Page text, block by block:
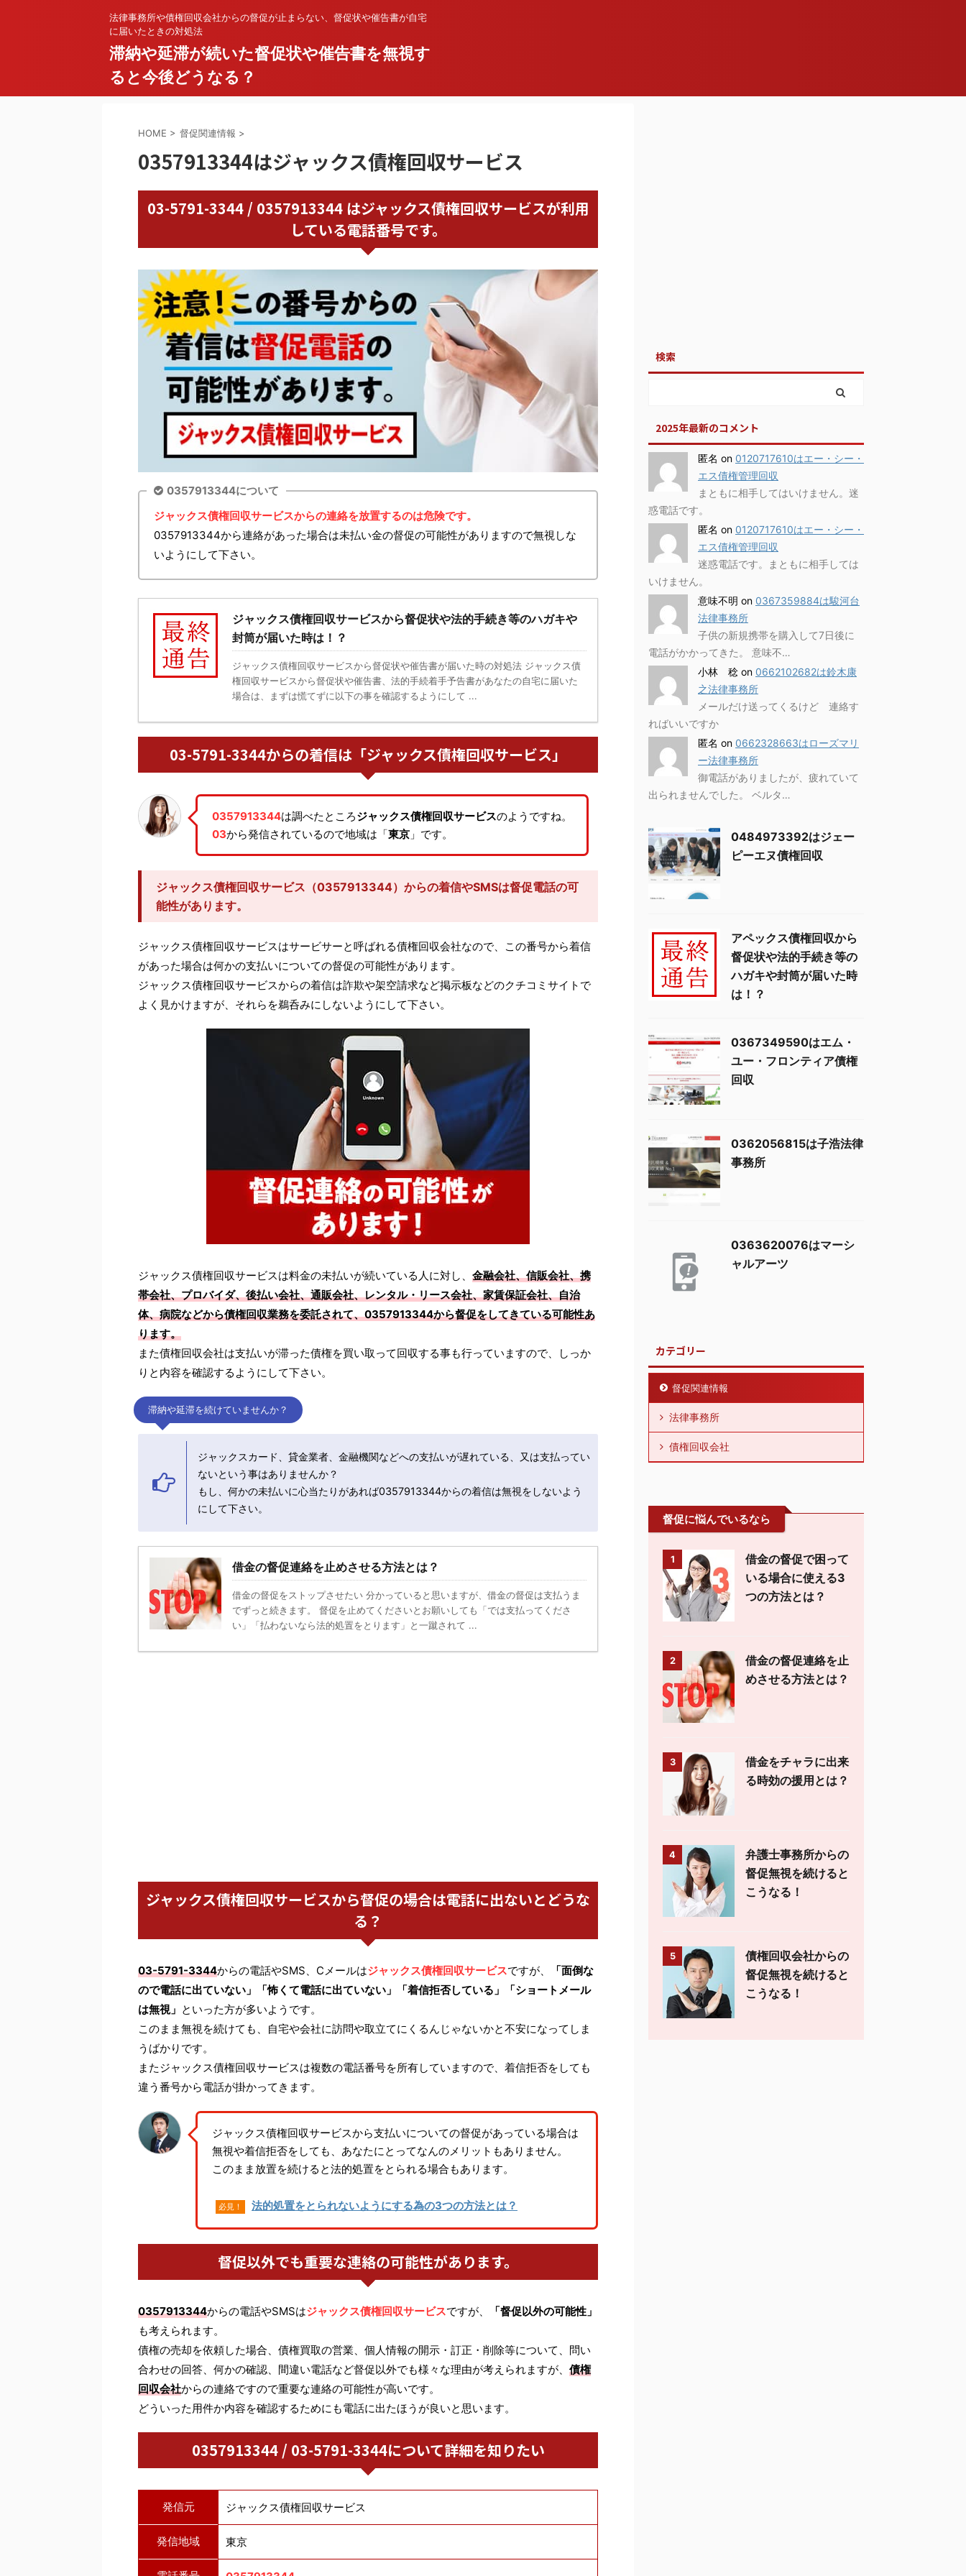
法律事務所や債権回収会社からの督促が止まらない、督促状や催告書が自宅
に届いたときの対処法
滞納や延滞が続いた督促状や催告書を無視す
ると今後どうなる？
HOME > 督促関連情報 >
0357913344はジャックス債権回収サービス
03-5791-3344 / 0357913344 はジャックス債権回収サービスが利用
している電話番号です。
0357913344について
ジャックス債権回収サービスからの連絡を放置するのは危険です。
0357913344から連絡があった場合は未払い金の督促の可能性がありますので無視しな
いようにして下さい。
ジャックス債権回収サービスから督促状や法的手続き等のハガキや
封筒が届いた時は！？
ジャックス債権回収サービスから督促状や催告書が届いた時の対処法 ジャックス債
権回収サービスから督促状や催告書、法的手続着手予告書があなたの自宅に届いた
場合は、まずは慌てずに以下の事を確認するようにして ...
03-5791-3344からの着信は「ジャックス債権回収サービス」
0357913344は調べたところジャックス債権回収サービスのようですね。
03から発信されているので地域は「東京 」です。
ジャックス債権回収サービス（0357913344）からの着信やSMSは督促電話の可
能性があります。
ジャックス債権回収サービスはサービサーと呼ばれる債権回収会社なので、この番号から着信
があった場合は何かの支払いについての督促の可能性があります。
ジャックス債権回収サービスからの着信は詐欺や架空請求など掲示板などのクチコミサイトで
よく見かけますが、それらを鵜呑みにしないようにして下さい。
ジャックス債権回収サービスは料金の未払いが続いている人に対し、 金融会社、信販会社、携
帯会社、プロバイダ、後払い会社、通販会社、レンタル・リース会社、家賃保証会社、自治
体、病院などから債権回収業務を委託されて、0357913344から督促をしてきている可能性あ
ります。
また債権回収会社は支払いが滞った債権を買い取って回収する事も行っていますので、しっか
りと内容を確認するようにして下さい。
滞納や延滞を続けていませんか？
ジャックスカード、貸金業者、金融機関などへの支払いが遅れている、又は支払ってい
ないという事はありませんか？
もし、何かの未払いに心当たりがあれば0357913344からの着信は無視をしないよう
にして下さい。
借金の督促連絡を止めさせる方法とは？
借金の督促をストップさせたい 分かっていると思いますが、借金の督促は支払うま
でずっと続きます。 督促を止めてくださいとお願いしても「では支払ってくださ
い」「払わないなら法的処置をとります」と一蹴されて ...
ジャックス債権回収サービスから督促の場合は電話に出ないとどうな
る？
03-5791-3344からの電話やSMS、Cメールはジャックス債権回収サービスですが、
「面倒な
ので電話に出ていない」「怖くて電話に出ていない」「着信拒否している」「ショートメール
は無視」 といった方が多いようです。
このまま無視を続けても、自宅や会社に訪問や取立てにくるんじゃないかと不安になってしま
うばかりです。
またジャックス債権回収サービスは複数の電話番号を所有していますので、着信拒否をしても
違う番号から電話が掛かってきます。
ジャックス債権回収サービスから支払いについての督促があっている場合は
無視や着信拒否をしても、あなたにとってなんのメリットもありません。
このまま放置を続けると法的処置をとられる場合もあります。
必見！ 法的処置をとられないようにする為の3つの方法とは？
督促以外でも重要な連絡の可能性があります。
0357913344からの電話やSMSはジャックス債権回収サービスですが、
「督促以外の可能性」
も考えられます。
債権の売却を依頼した場合、債権買取の営業、個人情報の開示・訂正・削除等について、問い
合わせの回答、何かの確認、間違い電話など督促以外でも様々な理由が考えられますが、 債権
回収会社からの連絡ですので重要な連絡の可能性が高いです。
どういった用件か内容を確認するためにも電話に出たほうが良いと思います。
0357913344 / 03-5791-3344について詳細を知りたい
発信元 ジャックス債権回収サービス
発信地域 東京
検索
2025年最新のコメント
匿名 on 0120717610はエー・シー・
エス債権管理回収
まともに相手してはいけません。迷
惑電話です。
匿名 on 0120717610はエー・シー・
エス債権管理回収
迷惑電話です。まともに相手しては
いけません。
意味不明 on 0367359884は駿河台
法律事務所
子供の新規携帯を購入して7日後に
電話がかかってきた。 意味不…
小林 稔 on 0662102682は鈴木康
之法律事務所
メールだけ送ってくるけど 連絡す
ればいいですか
匿名 on 0662328663はローズマリ
ー法律事務所
御電話がありましたが、疲れていて
出られませんでした。 ベルタ…
0484973392はジェー
ピーエヌ債権回収
アペックス債権回収から
督促状や法的手続き等の
ハガキや封筒が届いた時
は！？
0367349590はエム・
ユー・フロンティア債権
回収
0362056815は子浩法律
事務所
0363620076はマーシ
ャルアーツ
カテゴリー
督促関連情報
法律事務所
債権回収会社
督促に悩んでいるなら
1
借金の督促で困って
いる場合に使える3
つの方法とは？
2
借金の督促連絡を止
めさせる方法とは？
3
借金をチャラに出来
る時効の援用とは？
4
弁護士事務所からの
督促無視を続けると
こうなる！
5
債権回収会社からの
督促無視を続けると
こうなる！